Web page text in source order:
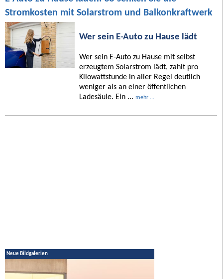
Stromkosten mit Solarstrom und Balkonkraftwerk
Wer sein E-Auto zu Hause lädt
Wer sein E-Auto zu Hause mit selbst
erzeugtem Solarstrom lädt, zahlt pro
Kilowattstunde in aller Regel deutlich
weniger als an einer öffentlichen
Ladesäule. Ein ... mehr ...
Neue Bildgalerien